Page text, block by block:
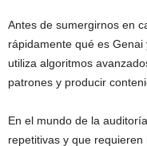
Antes de sumergirnos en
rápidamente qué es
utiliza algoritmos
patrones y producir
En el mundo de la
repetitivas y que